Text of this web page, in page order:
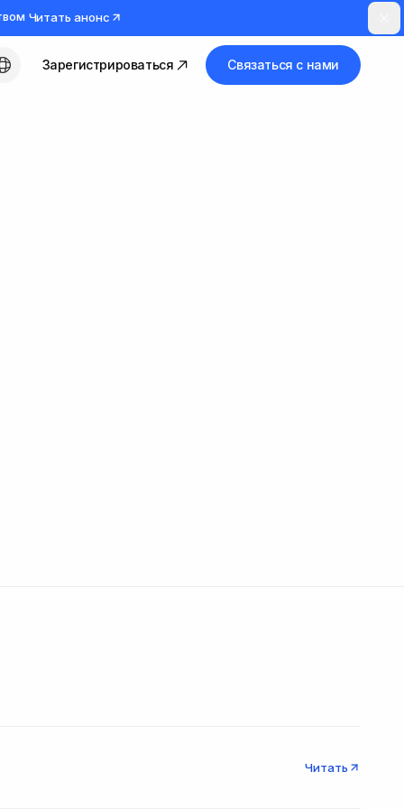
Читать анонс
Русский
Зарегистрироваться Связаться с нами
Читать